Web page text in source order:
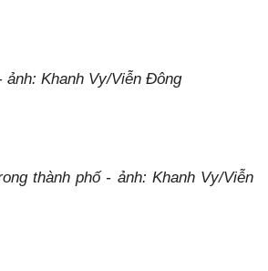
ảnh: Khanh Vy/Viễn Đông
thành phố - ảnh: Khanh Vy/Viễn